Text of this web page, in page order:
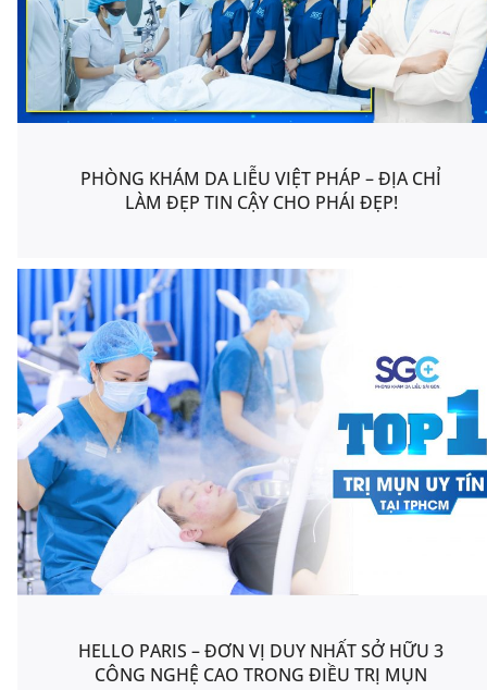
PHÒNG KHÁM DA LIỄU VIỆT PHÁP – ĐỊA CHỈ
LÀM ĐẸP TIN CẬY CHO PHÁI ĐẸP!
HELLO PARIS – ĐƠN VỊ DUY NHẤT SỞ HỮU 3
CÔNG NGHỆ CAO TRONG ĐIỀU TRỊ MỤN